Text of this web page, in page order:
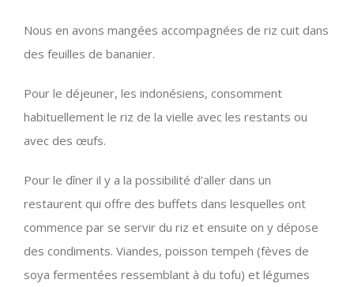
Nous en avons mangées accompagnées de riz cuit dans
des feuilles de bananier.
Pour le déjeuner, les indonésiens, consomment
habituellement le riz de la vielle avec les restants ou
avec des œufs.
Pour le dîner il y a la possibilité d’aller dans un
restaurent qui offre des buffets dans lesquelles ont
commence par se servir du riz et ensuite on y dépose
des condiments. Viandes, poisson tempeh (fèves de
soya fermentées ressemblant à du tofu) et légumes